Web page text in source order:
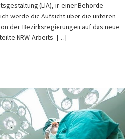
(LIA), in einer Behörde
werde die Aufsicht über die unteren
den Bezirksregierungen auf das neue
NRW-Arbeits- […]